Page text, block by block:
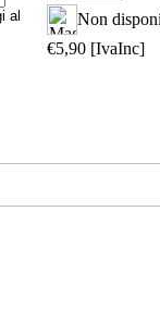
Non
€5,90 [IvaInc]